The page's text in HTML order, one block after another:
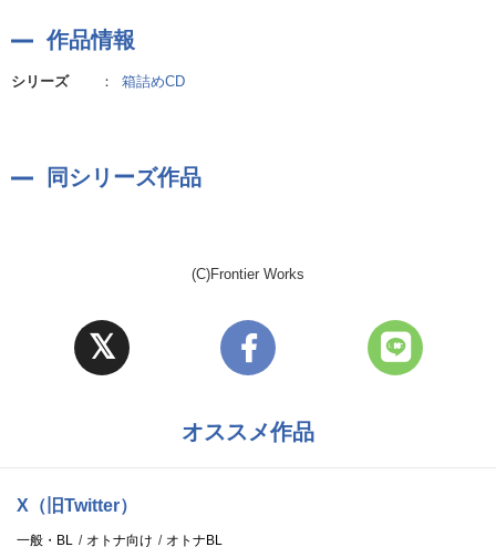
作品情報
シリーズ ： 箱詰めCD
同シリーズ作品
(C)Frontier Works
オススメ作品
X（旧Twitter）
一般・BL オトナ向け オトナBL